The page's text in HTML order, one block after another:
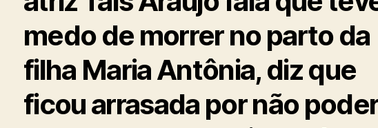
medo de morrer no parto da
filha Maria Antônia, diz que
ficou arrasada por não